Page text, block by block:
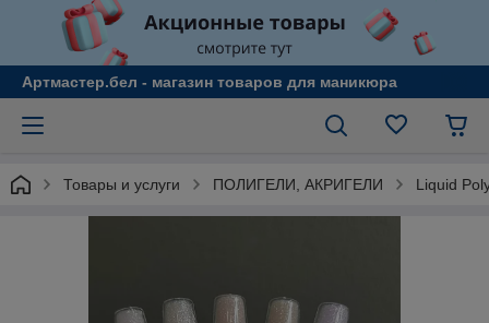
Артмастер.бел - магазин товаров для маникюра
Товары и услуги ПОЛИГЕЛИ, АКРИГЕЛИ Liquid